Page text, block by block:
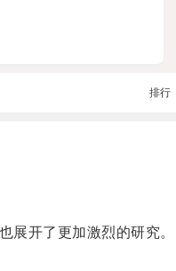
排行
开了更加激烈的研究。